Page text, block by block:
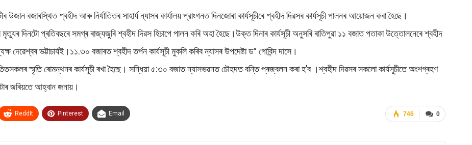
বজাৰস্থিত শ্বহীদ আৰু নিৰ্যাতিতৰ সাহাৰ্য ন্যাসৰ কাৰ্যালয় প্রাংগনত দিনজোৰা কাৰ্যসূচীৰে শ্বহীদ দিৱসৰ কাৰ্যসূচী পালনৰ আয়োজন কৰা হৈছে।
দিনটো প্ৰতিবছৰে সমগ্ৰ ৰাজ্যজুৰি শ্বহীদ দিৱস হিচাপে পালন কৰি অহা হৈছে।উক্ত দিনাৰ কাৰ্যসূচী অনুসৰি ৰাতিপুৱা ১১ বজাত পতাকা উত্তোলনেৰে শ্বহীদ
দেৱেশ্বৰ ভট্টাচাৰ্যই।১১.৩০ বজাৰত শ্বহীদ তৰ্পন কাৰ্যসূচী মুকলি কৰিব ন্যাসৰ উপদেষ্টা ড° গোবিন্দ দাসে।
স্মৃতি ৰোমন্থনৰ কাৰ্যসূচী ৰখা হৈছে। সন্ধিয়া ৫:৩০ বজাত ন্যাসভৱনত চৌহদত বন্তি প্ৰজ্বলন কৰা হ’ব ।শ্বহীদ দিৱসৰ সকলো কাৰ্যসূচীতে অংশগ্ৰহণ
জৰিয়তে আহ্বান জনায়।
0
746
ReddIt Pinterest Email